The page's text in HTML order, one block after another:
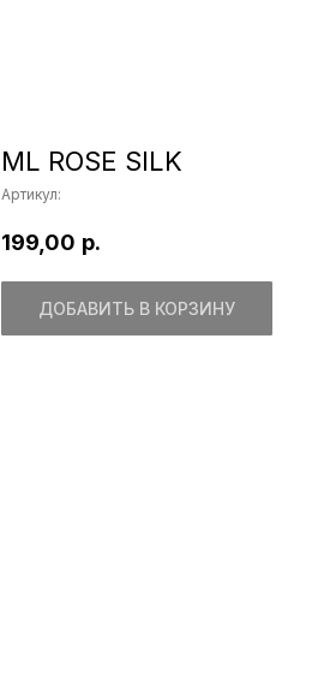
ML ROSE SILK
Артикул:
199,00 р.
ДОБАВИТЬ В КОРЗИНУ